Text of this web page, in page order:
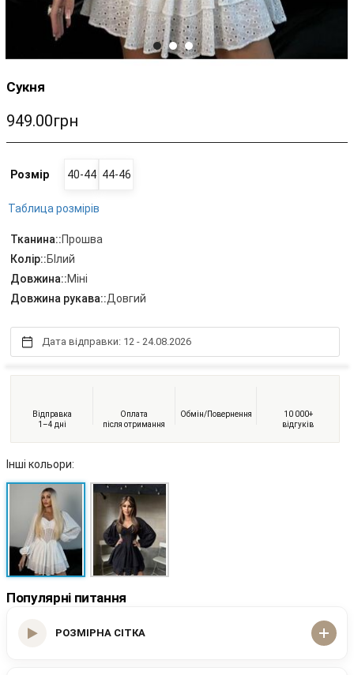
Сукня
949.00грн
Розмір 40-44 44-46
Таблица розмірів
Тканина::Прошва
Колір::БІлий
Довжина::Міні
Довжина рукава::Довгий
Дата відправки: 12 - 24.08.2026
Відправка
1–4 дні
Оплата
після отримання
Обмін/Повернення
10 000+
відгуків
Інші кольори:
Популярні питання
РОЗМІРНА СІТКА